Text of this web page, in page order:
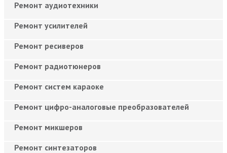
Ремонт аудиотехники
Ремонт усилителей
Ремонт ресиверов
Ремонт радиотюнеров
Ремонт систем караоке
Ремонт цифро-аналоговые преобразователей
Ремонт микшеров
Ремонт синтезаторов